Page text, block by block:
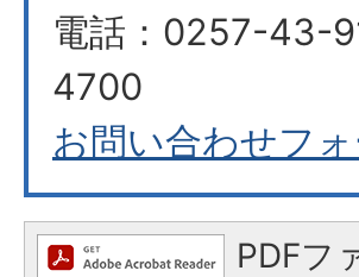
電話：0257-43-
4700
お問い合わせフ
PDFフ